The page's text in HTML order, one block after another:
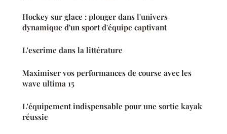
Hockey sur glace : plonger dans l'univers
dynamique d'un sport d'équipe captivant
L'escrime dans la littérature
Maximiser vos performances de course avec les
wave ultima 15
L'équipement indispensable pour une sortie kayak
réussie